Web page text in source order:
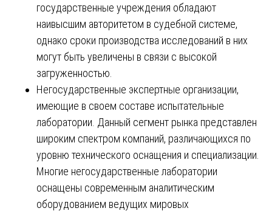
государственные учреждения обладают
наивысшим авторитетом в судебной системе,
однако сроки производства исследований в них
могут быть увеличены в связи с высокой
загруженностью.
Негосударственные экспертные организации,
имеющие в своем составе испытательные
лаборатории. Данный сегмент рынка представлен
широким спектром компаний, различающихся по
уровню технического оснащения и специализации.
Многие негосударственные лаборатории
оснащены современным аналитическим
оборудованием ведущих мировых